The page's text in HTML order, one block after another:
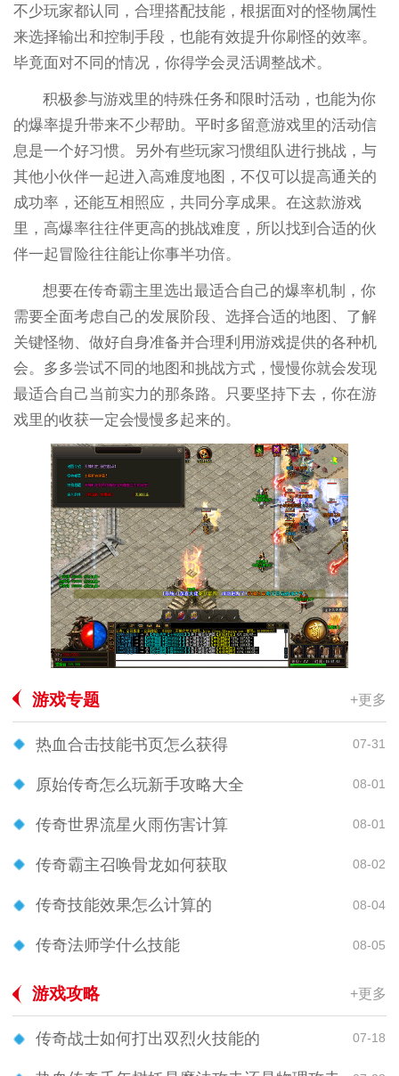
不少玩家都认同，合理搭配技能，根据面对的怪物属性
来选择输出和控制手段，也能有效提升你刷怪的效率。
毕竟面对不同的情况，你得学会灵活调整战术。
积极参与游戏里的特殊任务和限时活动，也能为你
的爆率提升带来不少帮助。平时多留意游戏里的活动信
息是一个好习惯。另外有些玩家习惯组队进行挑战，与
其他小伙伴一起进入高难度地图，不仅可以提高通关的
成功率，还能互相照应，共同分享成果。在这款游戏
里，高爆率往往伴更高的挑战难度，所以找到合适的伙
伴一起冒险往往能让你事半功倍。
想要在传奇霸主里选出最适合自己的爆率机制，你
需要全面考虑自己的发展阶段、选择合适的地图、了解
关键怪物、做好自身准备并合理利用游戏提供的各种机
会。多多尝试不同的地图和挑战方式，慢慢你就会发现
最适合自己当前实力的那条路。只要坚持下去，你在游
戏里的收获一定会慢慢多起来的。
游戏专题 +更多
热血合击技能书页怎么获得 07-31
原始传奇怎么玩新手攻略大全 08-01
传奇世界流星火雨伤害计算 08-01
传奇霸主召唤骨龙如何获取 08-02
传奇技能效果怎么计算的 08-04
传奇法师学什么技能 08-05
游戏攻略 +更多
传奇战士如何打出双烈火技能的 07-18